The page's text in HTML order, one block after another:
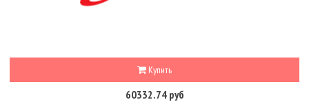
Купить
60332.74 руб